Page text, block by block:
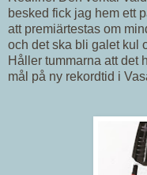
besked fick jag hem ett
att premiärtestas om
och det ska bli galet kul
Håller tummarna att det
mål på ny rekordtid i